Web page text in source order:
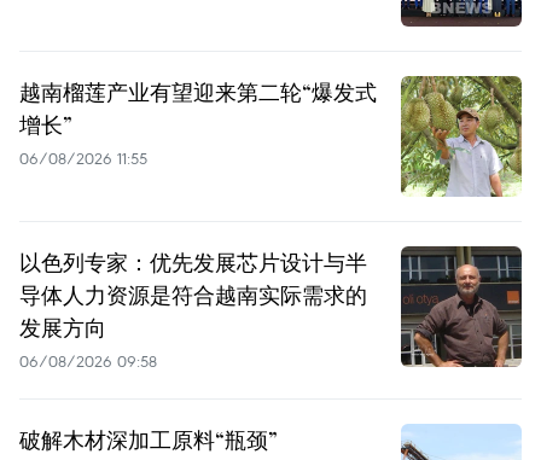
越南榴莲产业有望迎来第二轮“爆发式
增长”
06/08/2026 11:55
以色列专家：优先发展芯片设计与半
导体人力资源是符合越南实际需求的
发展方向
06/08/2026 09:58
破解木材深加工原料“瓶颈”